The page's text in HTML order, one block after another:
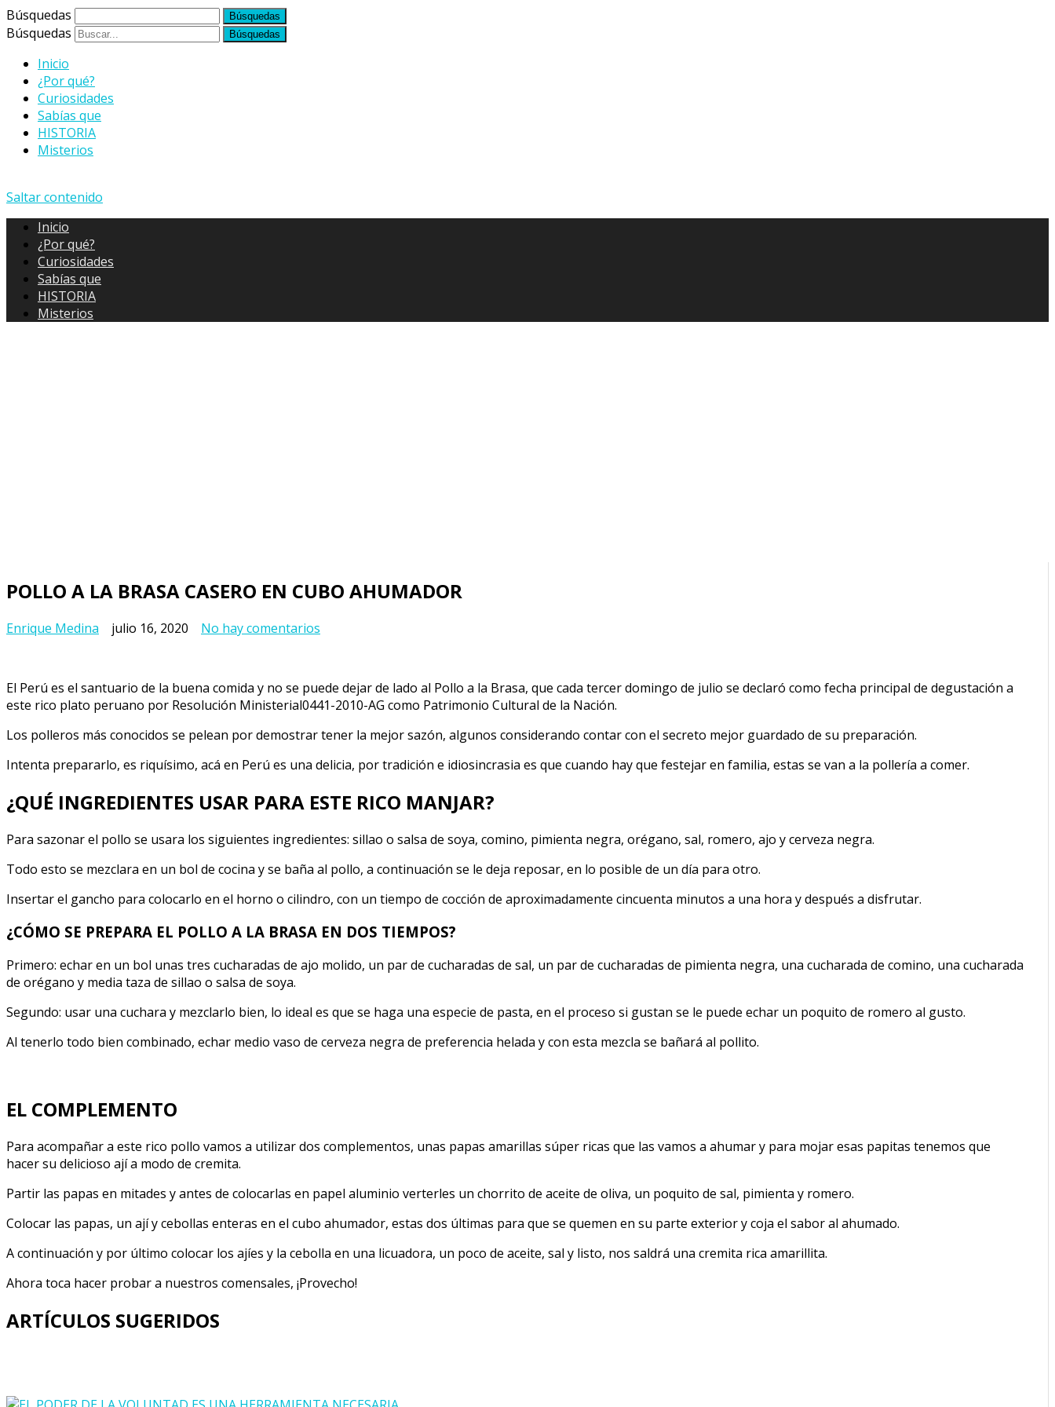
Búsquedas
Búsquedas
Inicio
¿Por qué?
Curiosidades
Sabías que
HISTORIA
Misterios
Saltar contenido
Inicio
¿Por qué?
Curiosidades
Sabías que
HISTORIA
Misterios
POLLO A LA BRASA CASERO EN CUBO AHUMADOR
Enrique Medina julio 16, 2020 No hay comentarios
LA
BRASA
CASERO
EN
AHUMADOR
El Perú es el santuario de la buena comida y no se puede dejar de lado al Pollo a la Brasa, que cada tercer domingo de julio se declaró como fecha principal de degustación a
este rico plato peruano por Resolución Ministerial0441-2010-AG como Patrimonio Cultural de la Nación.
Los polleros más conocidos se pelean por demostrar tener la mejor sazón, algunos considerando contar con el secreto mejor guardado de su preparación.
Intenta prepararlo, es riquísimo, acá en Perú es una delicia, por tradición e idiosincrasia es que cuando hay que festejar en familia, estas se van a la pollería a comer.
¿QUÉ INGREDIENTES USAR PARA ESTE RICO MANJAR?
Para sazonar el pollo se usara los siguientes ingredientes: sillao o salsa de soya, comino, pimienta negra, orégano, sal, romero, ajo y cerveza negra.
Todo esto se mezclara en un bol de cocina y se baña al pollo, a continuación se le deja reposar, en lo posible de un día para otro.
Insertar el gancho para colocarlo en el horno o cilindro, con un tiempo de cocción de aproximadamente cincuenta minutos a una hora y después a disfrutar.
¿CÓMO SE PREPARA EL POLLO A LA BRASA EN DOS TIEMPOS?
Primero: echar en un bol unas tres cucharadas de ajo molido, un par de cucharadas de sal, un par de cucharadas de pimienta negra, una cucharada de comino, una cucharada
de orégano y media taza de sillao o salsa de soya.
Segundo: usar una cuchara y mezclarlo bien, lo ideal es que se haga una especie de pasta, en el proceso si gustan se le puede echar un poquito de romero al gusto.
Al tenerlo todo bien combinado, echar medio vaso de cerveza negra de preferencia helada y con esta mezcla se bañará al pollito.
EL COMPLEMENTO
Para acompañar a este rico pollo vamos a utilizar dos complementos, unas papas amarillas súper ricas que las vamos a ahumar y para mojar esas papitas tenemos que
hacer su delicioso ají a modo de cremita.
Partir las papas en mitades y antes de colocarlas en papel aluminio verterles un chorrito de aceite de oliva, un poquito de sal, pimienta y romero.
Colocar las papas, un ají y cebollas enteras en el cubo ahumador, estas dos últimas para que se quemen en su parte exterior y coja el sabor al ahumado.
A continuación y por último colocar los ajíes y la cebolla en una licuadora, un poco de aceite, sal y listo, nos saldrá una cremita rica amarillita.
Ahora toca hacer probar a nuestros comensales, ¡Provecho!
ARTÍCULOS SUGERIDOS